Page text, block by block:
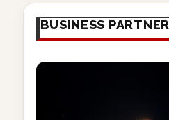
BUSINESS PARTNER